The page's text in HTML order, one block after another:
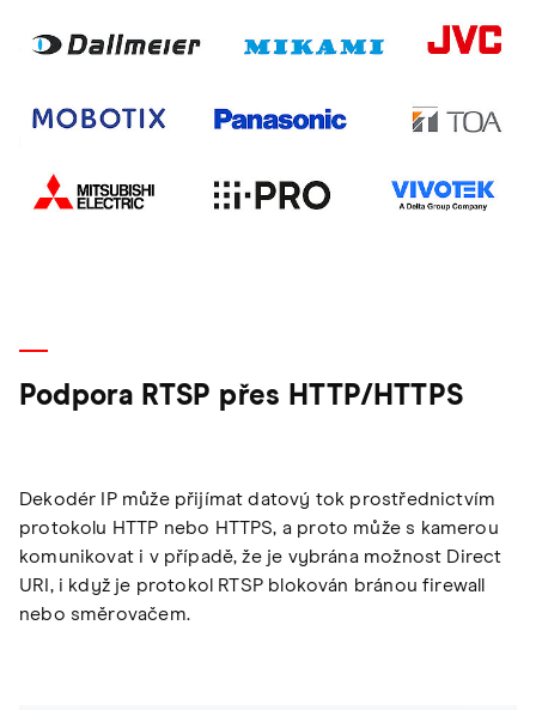
Podpora RTSP přes HTTP/HTTPS
Dekodér IP může přijímat datový tok prostřednictvím
protokolu HTTP nebo HTTPS, a proto může s kamerou
komunikovat i v případě, že je vybrána možnost Direct
URI, i když je protokol RTSP blokován bránou firewall
nebo směrovačem.